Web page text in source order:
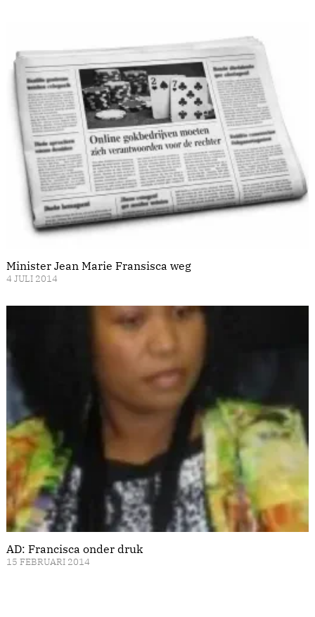
Minister Jean Marie Fransisca weg
4 JULI 2014
AD: Francisca onder druk
15 FEBRUARI 2014